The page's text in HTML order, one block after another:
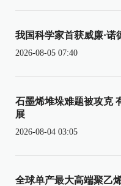
我国科学家首获威廉·诺
2026-08-05 07:40
石墨烯堆垛难题被攻克
展
2026-08-04 03:05
全球单产最大高端聚乙